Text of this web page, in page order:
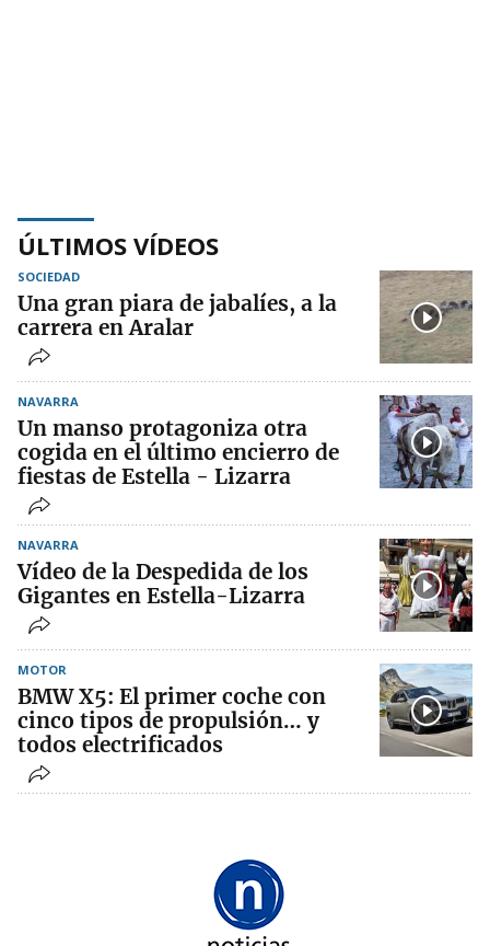
ÚLTIMOS VÍDEOS
SOCIEDAD
Una gran piara de jabalíes, a la
carrera en Aralar
NAVARRA
Un manso protagoniza otra
cogida en el último encierro de
fiestas de Estella - Lizarra
NAVARRA
Vídeo de la Despedida de los
Gigantes en Estella-Lizarra
MOTOR
BMW X5: El primer coche con
cinco tipos de propulsión… y
todos electrificados